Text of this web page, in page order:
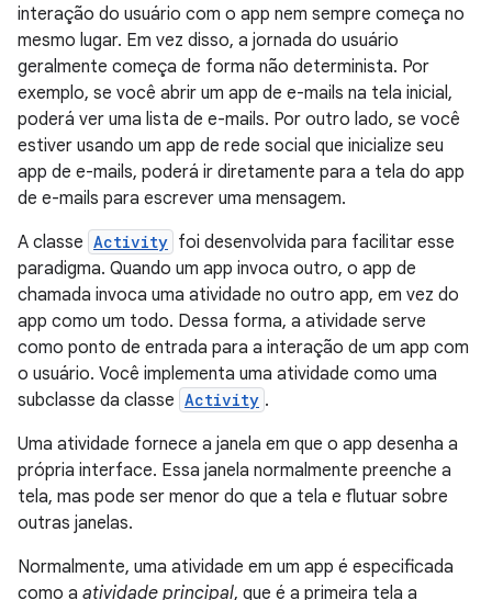
interação do usuário com o app nem sempre começa no
mesmo lugar. Em vez disso, a jornada do usuário
geralmente começa de forma não determinista. Por
exemplo, se você abrir um app de e-mails na tela inicial,
poderá ver uma lista de e-mails. Por outro lado, se você
estiver usando um app de rede social que inicialize seu
app de e-mails, poderá ir diretamente para a tela do app
de e-mails para escrever uma mensagem.
A classe Activity foi desenvolvida para facilitar esse
paradigma. Quando um app invoca outro, o app de
chamada invoca uma atividade no outro app, em vez do
app como um todo. Dessa forma, a atividade serve
como ponto de entrada para a interação de um app com
o usuário. Você implementa uma atividade como uma
subclasse da classe Activity .
Uma atividade fornece a janela em que o app desenha a
própria interface. Essa janela normalmente preenche a
tela, mas pode ser menor do que a tela e flutuar sobre
outras janelas.
Normalmente, uma atividade em um app é especificada
como a atividade principal, que é a primeira tela a